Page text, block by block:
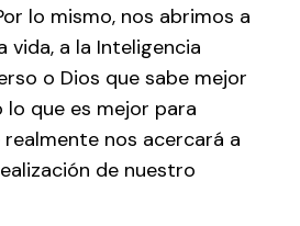
lo mismo, nos abrimos a
vida, a la Inteligencia
o Dios que sabe mejor
que es mejor para
nos acercará a
de nuestro